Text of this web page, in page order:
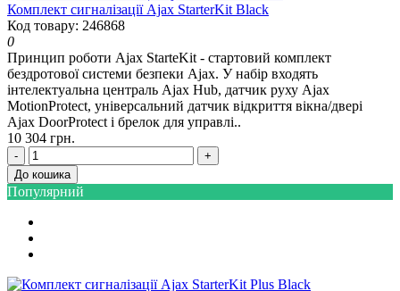
Комплект сигналізації Ajax StarterKit Black
Код товару: 246868
0
Принцип роботи Ajax StarteKit - стартовий комплект
бездротової системи безпеки Ajax. У набір входять
інтелектуальна централь Ajax Hub, датчик руху Ajax
MotionProtect, універсальний датчик відкриття вікна/двері
Ajax DoorProtect і брелок для управлі..
10 304 грн.
-
+
До кошика
Популярний